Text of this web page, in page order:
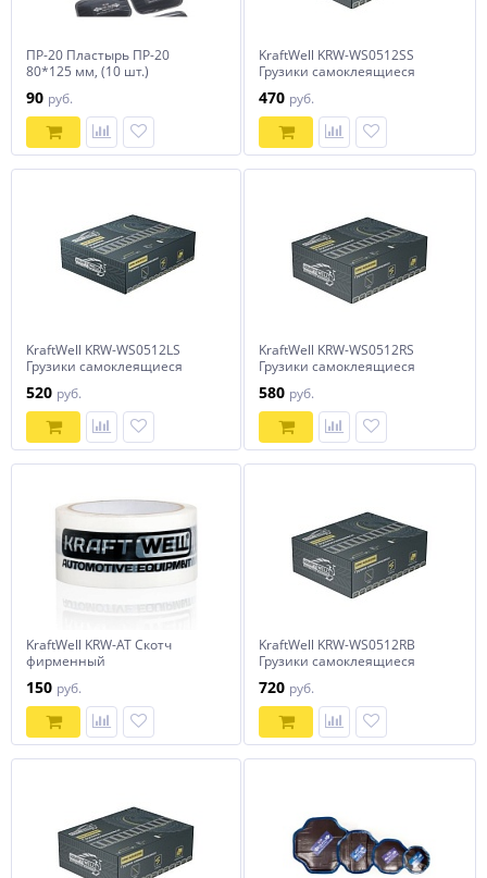
ПР-20 Пластырь ПР-20
80*125 мм, (10 шт.)
90 руб.
KraftWell KRW-WS0512SS
Грузики самоклеящиеся
470 руб.
KraftWell KRW-WS0512LS
Грузики самоклеящиеся
520 руб.
KraftWell KRW-WS0512RS
Грузики самоклеящиеся
580 руб.
KraftWell KRW-AT Скотч
фирменный
150 руб.
KraftWell KRW-WS0512RB
Грузики самоклеящиеся
закругленные
720 руб.